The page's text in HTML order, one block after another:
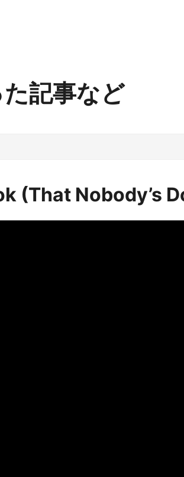
記事など
(That Nobody’s